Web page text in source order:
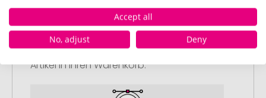
Wählen Sie Ihre gewünschten
Werbeartikel aus und passen Sie diese
nach Ihren Vorstellungen an.
Anschließend legen Sie die konfigurierten
Artikel in Ihren Warenkorb.
Accept all
No, adjust
Deny